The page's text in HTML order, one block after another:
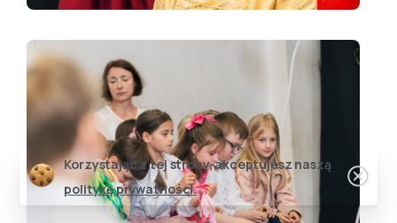
Korzystając z tej strony, akceptujesz naszą
politykę prywatności.